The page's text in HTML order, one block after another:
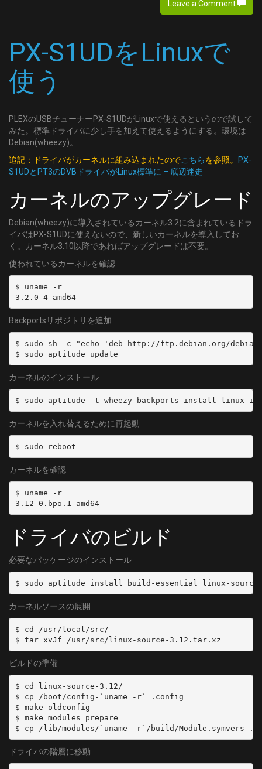
Leave a Comment
PX-S1UDをLinuxで
使う
PLEXのUSBチューナーPX-S1UDがLinuxで使えるというので試して
みた。標準ドライバに少し手を加えて使えるようにする。環境は
Debian(wheezy)。
追記：ドライバがカーネルに組み込まれたのでこちらを参照。
PX-
S1UDとPT3のDVBドライバがLinux標準に – 底辺迷走
カーネルのアップグレード
Debian(wheezy)に導入されているカーネル3.2に含まれているドラ
イバはPX-S1UDに使えないので、新しいカーネルを導入してお
く。カーネル3.10以降であればアップグレードは不要。
使われているカーネルを確認
$ uname -r
3.2.0-4-amd64
Backportsリポジトリを追加
$ sudo sh -c "echo 'deb http://ftp.debian.org/
$ sudo aptitude update
カーネルのインストール
$ sudo aptitude -t wheezy-backports install linux-
カーネルを入れ替えるために再起動
$ sudo reboot
カーネルを確認
$ uname -r
3.12-0.bpo.1-amd64
ドライバのビルド
必要なパッケージのインストール
$ sudo aptitude install build-essential linux-source-
カーネルソースの展開
$ cd /usr/local/src/
$ tar xvJf /usr/src/linux-source-3.12.tar.xz
ビルドの準備
$ cd linux-source-3.12/
$ cp /boot/config-`uname -r` .config
$ make oldconfig
$ make modules_prepare
$ cp /lib/modules/`uname -r`/build/Module.symvers .
ドライバの階層に移動